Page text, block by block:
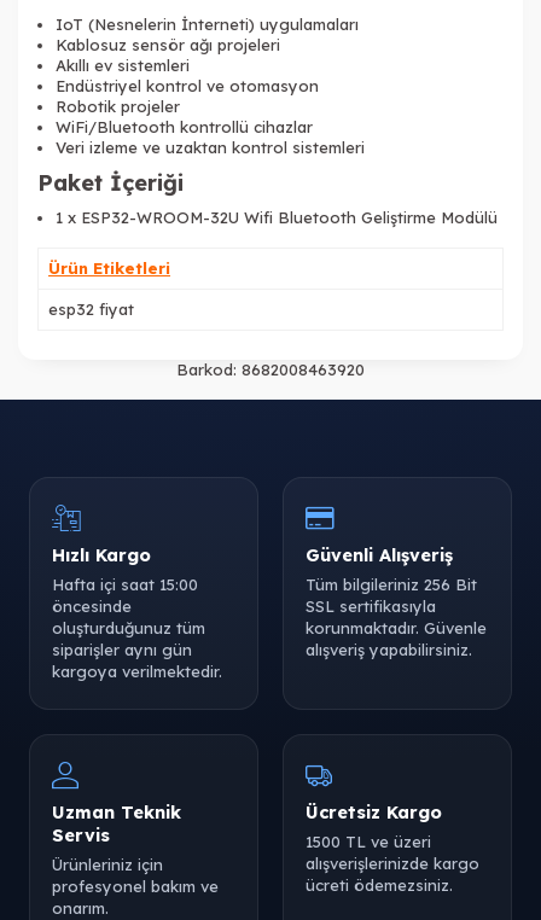
IoT (Nesnelerin İnterneti) uygulamaları
Kablosuz sensör ağı projeleri
Akıllı ev sistemleri
Endüstriyel kontrol ve otomasyon
Robotik projeler
WiFi/Bluetooth kontrollü cihazlar
Veri izleme ve uzaktan kontrol sistemleri
Paket İçeriği
1 x ESP32-WROOM-32U Wifi Bluetooth Geliştirme Modülü
Ürün Etiketleri
esp32 fiyat
Barkod: 8682008463920
Hızlı Kargo
Hafta içi saat 15:00
öncesinde
oluşturduğunuz tüm
siparişler aynı gün
kargoya verilmektedir.
Güvenli Alışveriş
Tüm bilgileriniz 256 Bit
SSL sertifikasıyla
korunmaktadır. Güvenle
alışveriş yapabilirsiniz.
Uzman Teknik
Servis
Ürünleriniz için
profesyonel bakım ve
onarım.
Ücretsiz Kargo
1500 TL ve üzeri
alışverişlerinizde kargo
ücreti ödemezsiniz.